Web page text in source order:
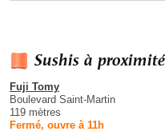
Sushis à proximité
Fuji Tomy
Boulevard Saint-Martin
119 mètres
Fermé, ouvre à 11h